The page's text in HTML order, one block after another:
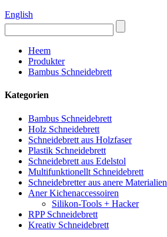
English
Heem
Produkter
Bambus Schneidebrett
Kategorien
Bambus Schneidebrett
Holz Schneidebrett
Schneidebrett aus Holzfaser
Plastik Schneidebrett
Schneidebrett aus Edelstol
Multifunktionellt Schneidebrett
Schneidebretter aus anere Materialien
Aner Kichenaccessoiren
Silikon-Tools + Hacker
RPP Schneidebrett
Kreativ Schneidebrett